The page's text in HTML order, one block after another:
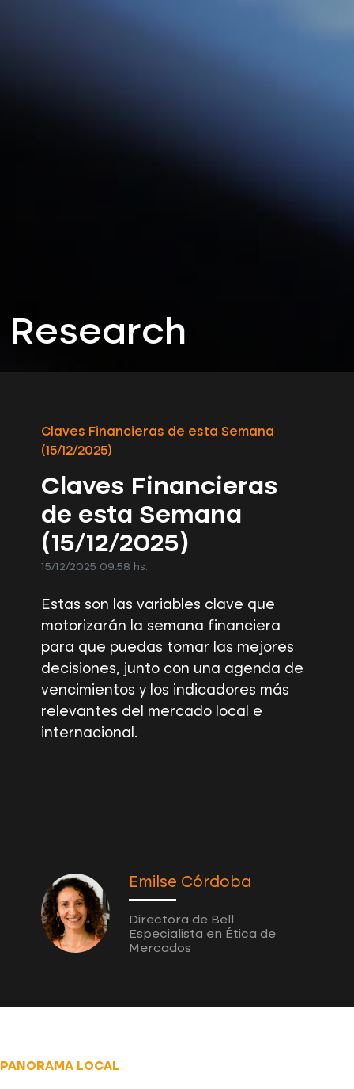
Research
Claves Financieras de esta Semana
(15/12/2025)
Claves Financieras
de esta Semana
(15/12/2025)
15/12/2025 09:58 hs.
Estas son las variables clave que
motorizarán la semana financiera
para que puedas tomar las mejores
decisiones, junto con una agenda de
vencimientos y los indicadores más
relevantes del mercado local e
internacional.
Emilse Córdoba
Directora de Bell
Especialista en Ética de
Mercados
PANORAMA LOCAL